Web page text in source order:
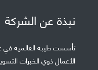
نبذة عن الشركة
الأعمال ذوي الخبرات